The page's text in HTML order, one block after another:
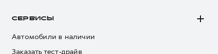
СЕРВИСЫ
Автомобили в наличии
Заказать тест-драйв